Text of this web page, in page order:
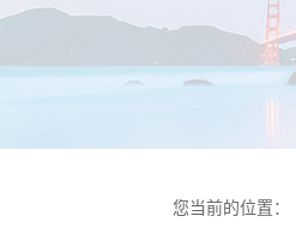
您当前的位置：